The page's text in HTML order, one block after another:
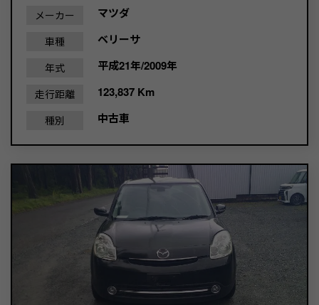
メーカー マツダ
車種 ベリーサ
年式 平成21年/2009年
走行距離 123,837 Km
種別 中古車